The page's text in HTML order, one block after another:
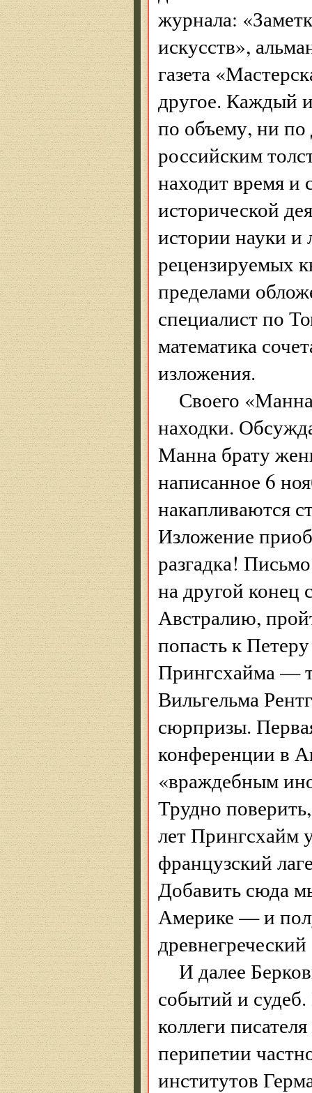
журнала:
искусств»,
газета
другое. Каждый
по объему, ни
российским
находит время и
исторической
истории науки
рецензируемых
пределами
специалист по
математика
изложения.
Своего
находки.
Манна брату
написанное 6
накапливаются
Изложение
разгадка!
на другой
Австралию,
попасть к
Прингсхайма —
Вильгельма
сюрпризы.
конференции в
«враждебным
Трудно
лет Прингсхайм
французский
Добавить сюда
Америке — и
И далее
событий и
коллеги
перипетии
институтов